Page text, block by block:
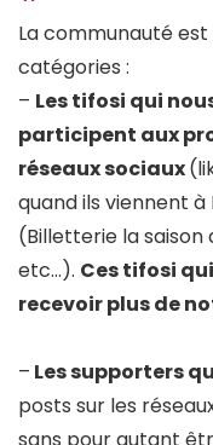
La communauté est
catégories :
– Les tifosi qui
participent aux
réseaux sociaux
quand ils viennent
(Billetterie la saison
etc…). Ces tifosi
recevoir plus de
– Les supporters
posts sur les